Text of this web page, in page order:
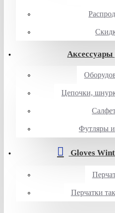
Аксессуары
Цепочки,
Футляры
Gloves
Перчатки